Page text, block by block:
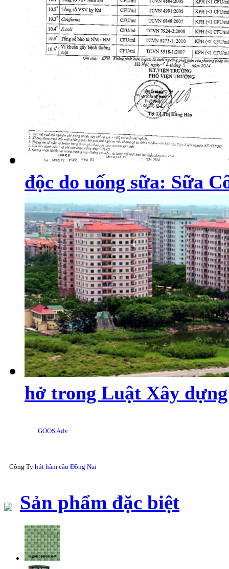
độc do uống sữa: Sữa
hở trong Luật Xây dựng
GOOS Adv
Công Ty hút hầm cầu Đồng Nai
Sản phẩm đặc biệt